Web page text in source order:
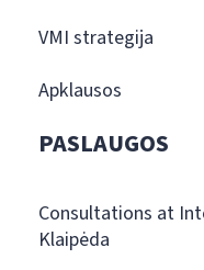
VMI strategija
Apklausos
PASLAUGOS
Consultations at
Klaipėda